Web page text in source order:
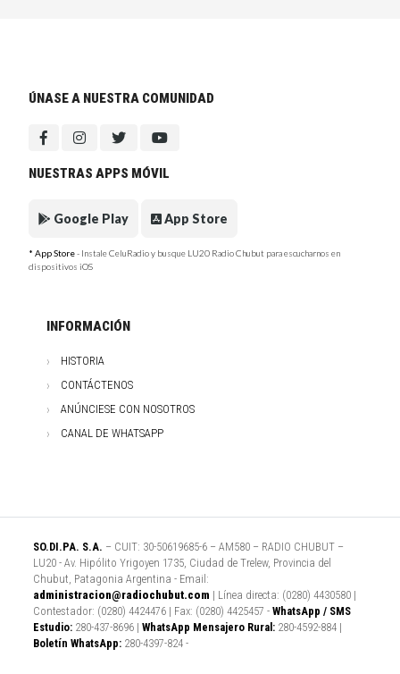
ÚNASE A NUESTRA COMUNIDAD
NUESTRAS APPS MÓVIL
Google Play App Store
* App Store- Instale CeluRadio y busque LU20 Radio Chubut para escucharnos en
dispositivos iOS
INFORMACIÓN
HISTORIA
CONTÁCTENOS
ANÚNCIESE CON NOSOTROS
CANAL DE WHATSAPP
SO.DI.PA. S.A. – CUIT: 30-50619685-6 – AM580 – RADIO CHUBUT –
LU20 - Av. Hipólito Yrigoyen 1735, Ciudad de Trelew, Provincia del
Chubut, Patagonia Argentina - Email:
administracion@radiochubut.com | Línea directa: (0280) 4430580 |
Contestador: (0280) 4424476 | Fax: (0280) 4425457 - WhatsApp / SMS
Estudio: 280-437-8696 | WhatsApp Mensajero Rural: 280-4592-884 |
Boletín WhatsApp: 280-4397-824 -